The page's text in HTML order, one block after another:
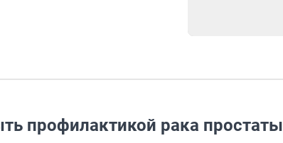
профилактикой рака простаты